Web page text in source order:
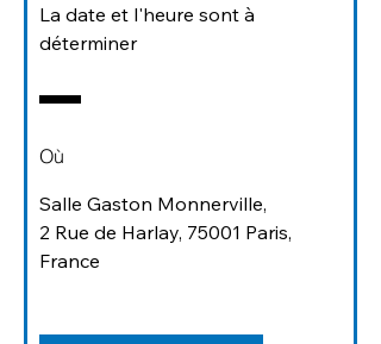
La date et l'heure sont à
déterminer
Où
Salle Gaston Monnerville,
2 Rue de Harlay, 75001 Paris,
France